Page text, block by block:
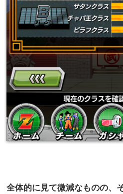
全体的に見て微減なものの、